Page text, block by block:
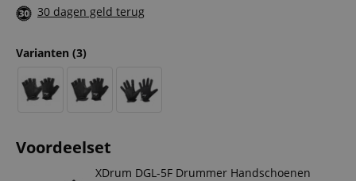
30 dagen geld terug
Varianten (3)
Voordeelset
XDrum DGL-5F Drummer Handschoenen